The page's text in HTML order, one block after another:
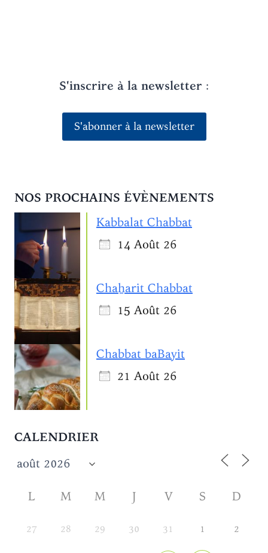
S'inscrire à la newsletter :
S'abonner à la newsletter
NOS PROCHAINS ÉVÈNEMENTS
Kabbalat Chabbat
14 Août 26
Chaẖarit Chabbat
15 Août 26
Chabbat baBayit
21 Août 26
CALENDRIER
L M M J V S D
27 28 29 30 31 1 2